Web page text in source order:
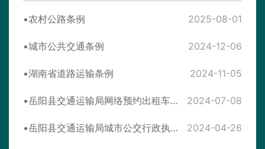
农村公路条例 2025-08-01
城市公共交通条例 2024-12-06
湖南省道路运输条例 2024-11-05
岳阳县交通运输局网络预约出租车行政执法委托书（20240701-20241231) 2024-07-08
岳阳县交通运输局城市公交行政执法委托书（城市、城际公共汽车、巡游出租汽车） 2024-04-26